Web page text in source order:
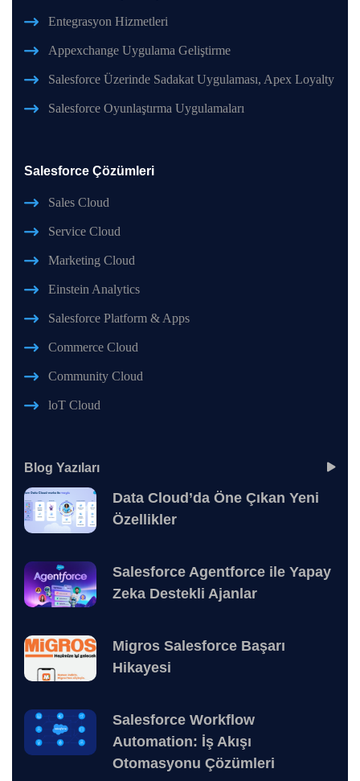
Entegrasyon Hizmetleri
Appexchange Uygulama Geliştirme
Salesforce Üzerinde Sadakat Uygulaması, Apex Loyalty
Salesforce Oyunlaştırma Uygulamaları
Salesforce Çözümleri
Sales Cloud
Service Cloud
Marketing Cloud
Einstein Analytics
Salesforce Platform & Apps
Commerce Cloud
Community Cloud
loT Cloud
Blog Yazıları
Data Cloud’da Öne Çıkan Yeni
Özellikler
Salesforce Agentforce ile Yapay
Zeka Destekli Ajanlar
Migros Salesforce Başarı
Hikayesi
Salesforce Workflow
Automation: İş Akışı
Otomasyonu Çözümleri